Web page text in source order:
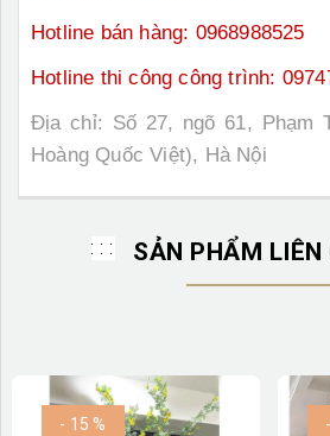
Hotline bán hàng: 0968988525
Hotline thi công công trình:
Địa chỉ: Số 27, ngõ 61, Phạm
Hoàng Quốc Việt), Hà Nội
SẢN PHẨM LIÊN
- 15 %